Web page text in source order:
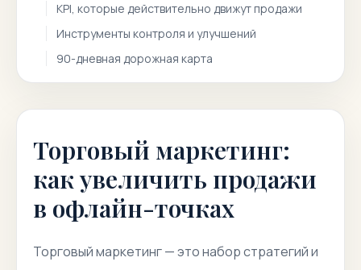
KPI, которые действительно движут продажи
Инструменты контроля и улучшений
90-дневная дорожная карта
Торговый маркетинг:
как увеличить продажи
в офлайн-точках
Торговый маркетинг — это набор стратегий и